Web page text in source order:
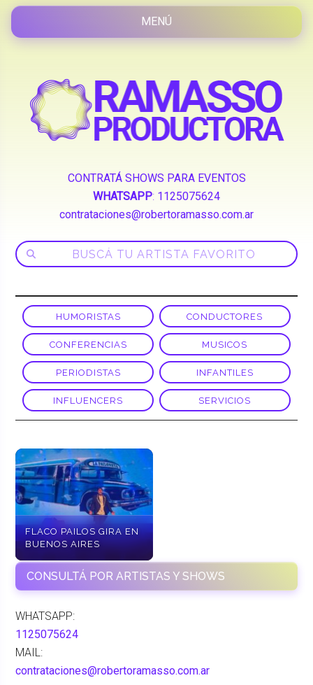
CONTRATÁ SHOWS PARA EVENTOS
WHATSAPP: 1125075624
contrataciones@robertoramasso.com.ar
HUMORISTAS CONDUCTORES
CONFERENCIAS MUSICOS
PERIODISTAS INFANTILES
INFLUENCERS SERVICIOS
FLACO PAILOS GIRA EN
BUENOS AIRES
CONSULTÁ POR ARTISTAS Y SHOWS
WHATSAPP:
1125075624
MAIL:
contrataciones@robertoramasso.com.ar